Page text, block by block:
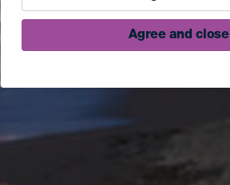
Agree and close